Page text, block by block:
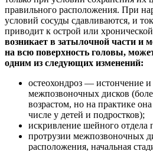
правильного расположения. При
условий сосуды сдавливаются, и
приводит к острой или
возникает в затылочной части и
на всю поверхность головы,
одним из следующих изменений:
остеохондроз — истончение
межпозвоночных дисков
возрастом, но на практике
числе у детей и подростков);
искривление шейного отдела
протрузии межпозвоночных
расположения, начальная